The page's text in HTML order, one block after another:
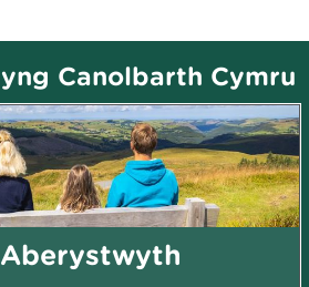
Canolbarth Cymru